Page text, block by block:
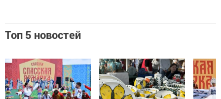
Топ 5 новостей